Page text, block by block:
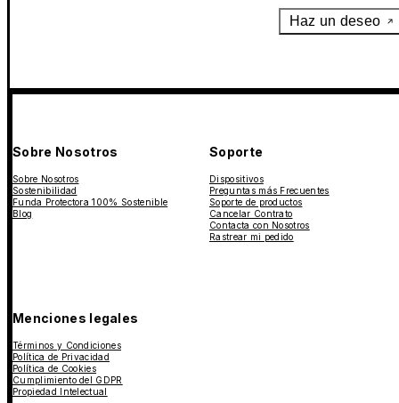
Haz un deseo
Sobre Nosotros
Sobre Nosotros
Sostenibilidad
Funda Protectora 100% Sostenible
Blog
Soporte
Dispositivos
Preguntas más Frecuentes
Soporte de productos
Cancelar Contrato
Contacta con Nosotros
Rastrear mi pedido
Menciones legales
Términos y Condiciones
Política de Privacidad
Política de Cookies
Cumplimiento del GDPR
Propiedad Intelectual